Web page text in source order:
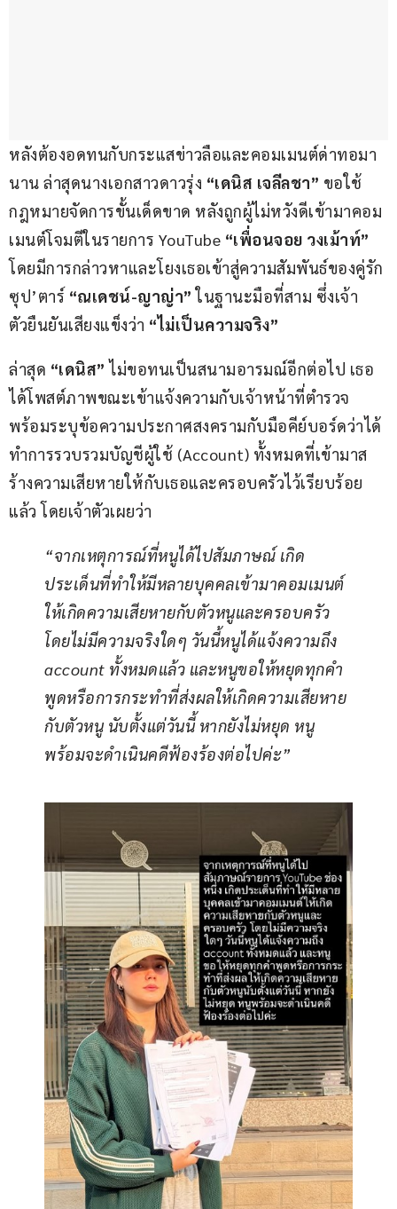
หลังต้องอดทนกับกระแสข่าวลือและคอมเมนต์ด่าทอมา
นาน ล่าสุดนางเอกสาวดาวรุ่ง “เดนิส เจลีลชา” ขอใช้
กฎหมายจัดการขั้นเด็ดขาด หลังถูกผู้ไม่หวังดีเข้ามาคอม
เมนต์โจมตีในรายการ YouTube “เพื่อนจอย วงเม้าท์”
โดยมีการกล่าวหาและโยงเธอเข้าสู่ความสัมพันธ์ของคู่รัก
ซุป’ตาร์ “ณเดชน์-ญาญ่า” ในฐานะมือที่สาม ซึ่งเจ้า
ตัวยืนยันเสียงแข็งว่า “ไม่เป็นความจริง”
ล่าสุด “เดนิส” ไม่ขอทนเป็นสนามอารมณ์อีกต่อไป เธอ
ได้โพสต์ภาพขณะเข้าแจ้งความกับเจ้าหน้าที่ตำรวจ
พร้อมระบุข้อความประกาศสงครามกับมือคีย์บอร์ดว่าได้
ทำการรวบรวมบัญชีผู้ใช้ (Account) ทั้งหมดที่เข้ามาส
ร้างความเสียหายให้กับเธอและครอบครัวไว้เรียบร้อย
แล้ว โดยเจ้าตัวเผยว่า
“จากเหตุการณ์ที่หนูได้ไปสัมภาษณ์ เกิด
ประเด็นที่ทำให้มีหลายบุคคลเข้ามาคอมเมนต์
ให้เกิดความเสียหายกับตัวหนูและครอบครัว
โดยไม่มีความจริงใดๆ วันนี้หนูได้แจ้งความถึง
account ทั้งหมดแล้ว และหนูขอให้หยุดทุกคำ
พูดหรือการกระทำที่ส่งผลให้เกิดความเสียหาย
กับตัวหนู นับตั้งแต่วันนี้ หากยังไม่หยุด หนู
พร้อมจะดำเนินคดีฟ้องร้องต่อไปค่ะ”